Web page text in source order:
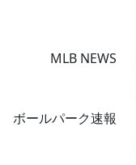
MLB NEWS
ボールパーク速報